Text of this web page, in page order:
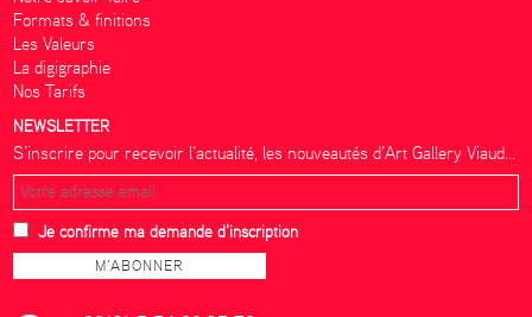
Formats & finitions
Les Valeurs
La digigraphie
Nos Tarifs
NEWSLETTER
S’inscrire pour recevoir l’actualité, les nouveautés d’Art Gallery Viaud...
Je confirme ma demande d'inscription